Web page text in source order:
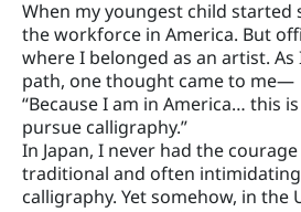
When my youngest child started
the workforce in America. But
where I belonged as an artist.
path, one thought came to me—
“Because I am in America… this
pursue calligraphy.”
In Japan, I never had the
traditional and often
calligraphy. Yet somehow, in the